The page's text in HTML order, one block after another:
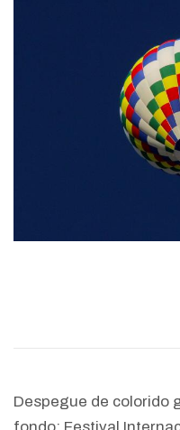
Despegue de colorido